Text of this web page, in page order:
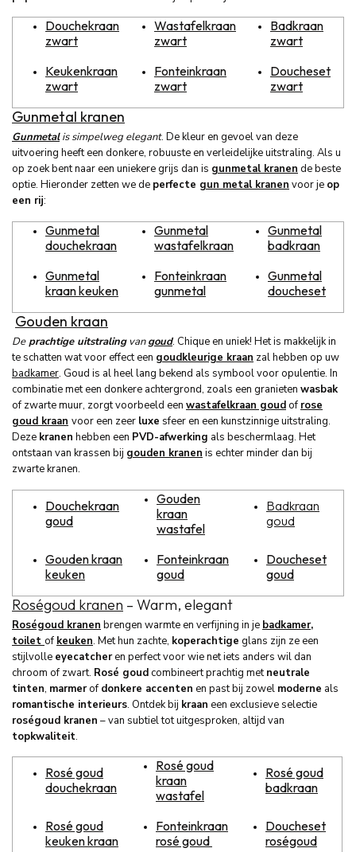
Douchekraan
zwart
Wastafelkraan
zwart
Badkraan
zwart
Keukenkraan
zwart
Fonteinkraan
zwart
Doucheset
zwart
Gunmetal kranen
Gunmetalis simpelweg elegant. De kleur en gevoel van deze
uitvoering heeft een donkere, robuuste en verleidelijke uitstraling. Als u
op zoek bent naar een uniekere grijs dan is gunmetal kranen de beste
optie. Hieronder zetten we de perfecte gun metal kranen voor je op
een rij:
Gunmetal
douchekraan
Gunmetal
wastafelkraan
Gunmetal
badkraan
Gunmetal
kraan keuken
Fonteinkraan
gunmetal
Gunmetal
doucheset
Gouden kraan
Deprachtige uitstralingvangoud. Chique en uniek! Het is makkelijk in
te schatten wat voor effect een goudkleurige kraan zal hebben op uw
badkamer. Goud is al heel lang bekend als symbool voor opulentie. In
combinatie met een donkere achtergrond, zoals een granieten wasbak
of zwarte muur, zorgt voorbeeld een wastafelkraan goudof rose
goud kraan voor een zeer luxe sfeer en een kunstzinnige uitstraling.
Deze kranen hebben een PVD-afwerking als beschermlaag. Het
ontstaan van krassen bij gouden kranen is echter minder dan bij
zwarte kranen.
Douchekraan
goud
Gouden
kraan
wastafel
Badkraan
goud
Gouden kraan
keuken
Fonteinkraan
goud
Doucheset
goud
Roségoud kranen – Warm, elegant
Roségoud kranen brengen warmte en verfijning in je badkamer,
toilet of keuken. Met hun zachte, koperachtige glans zijn ze een
stijlvolle eyecatcheren perfect voor wie net iets anders wil dan
chroom of zwart. Rosé goudcombineert prachtig metneutrale
tinten, marmerof donkere accenten en past bij zowel moderne als
romantische interieurs. Ontdek bij kraan een exclusieve selectie
roségoud kranen – van subtiel tot uitgesproken, altijd van
topkwaliteit.
Rosé goud
douchekraan
Rosé goud
kraan
wastafel
Rosé goud
badkraan
Rosé goud
keuken kraan
Fonteinkraan
rosé goud
Doucheset
roségoud